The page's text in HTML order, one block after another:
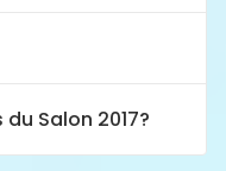
Salon 2017?